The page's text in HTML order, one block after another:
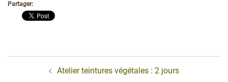
Partager:
d’article
Atelier teintures végétales : 2 jours